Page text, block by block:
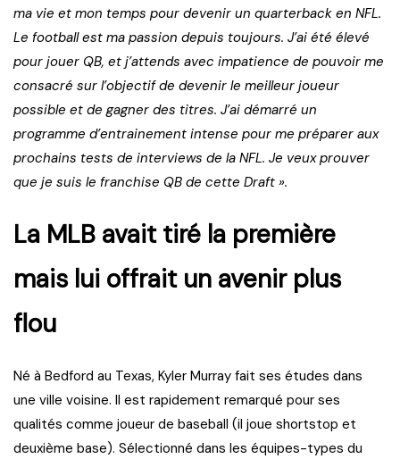
ma vie et mon temps pour devenir un quarterback en NFL.
Le football est ma passion depuis toujours. J’ai été élevé
pour jouer QB, et j’attends avec impatience de pouvoir me
consacré sur l’objectif de devenir le meilleur joueur
possible et de gagner des titres. J’ai démarré un
programme d’entrainement intense pour me préparer aux
prochains tests de interviews de la NFL. Je veux prouver
que je suis le franchise QB de cette Draft ».
La MLB avait tiré la première
mais lui offrait un avenir plus
flou
Né à Bedford au Texas, Kyler Murray fait ses études dans
une ville voisine. Il est rapidement remarqué pour ses
qualités comme joueur de baseball (il joue shortstop et
deuxième base). Sélectionné dans les équipes-types du